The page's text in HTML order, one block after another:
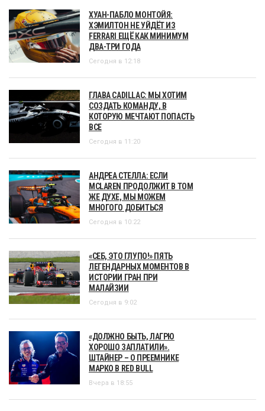
ХУАН-ПАБЛО МОНТОЙЯ:
ХЭМИЛТОН НЕ УЙДЁТ ИЗ
FERRARI ЕЩЁ КАК МИНИМУМ
ДВА-ТРИ ГОДА
Сегодня в 12:18
ГЛАВА CADILLAC: МЫ ХОТИМ
СОЗДАТЬ КОМАНДУ, В
КОТОРУЮ МЕЧТАЮТ ПОПАСТЬ
ВСЕ
Сегодня в 11:20
АНДРЕА СТЕЛЛА: ЕСЛИ
MCLAREN ПРОДОЛЖИТ В ТОМ
ЖЕ ДУХЕ, МЫ МОЖЕМ
МНОГОГО ДОБИТЬСЯ
Сегодня в 10:22
«СЕБ, ЭТО ГЛУПО!» ПЯТЬ
ЛЕГЕНДАРНЫХ МОМЕНТОВ В
ИСТОРИИ ГРАН ПРИ
МАЛАЙЗИИ
Сегодня в 9:02
«ДОЛЖНО БЫТЬ, ЛАГРЮ
ХОРОШО ЗАПЛАТИЛИ».
ШТАЙНЕР – О ПРЕЕМНИКЕ
МАРКО В RED BULL
Вчера в 18:55